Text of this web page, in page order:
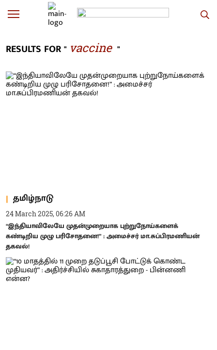
RESULTS FOR " vaccine "
தமிழ்நாடு
24 March 2025, 06:26 AM
“இந்தியாவிலேயே முதன்முறையாக புற்றுநோய்களைக்
கண்டிறிய முழு பரிசோதனை!” : அமைச்சர் மா.சுப்பிரமணியன்
தகவல்!